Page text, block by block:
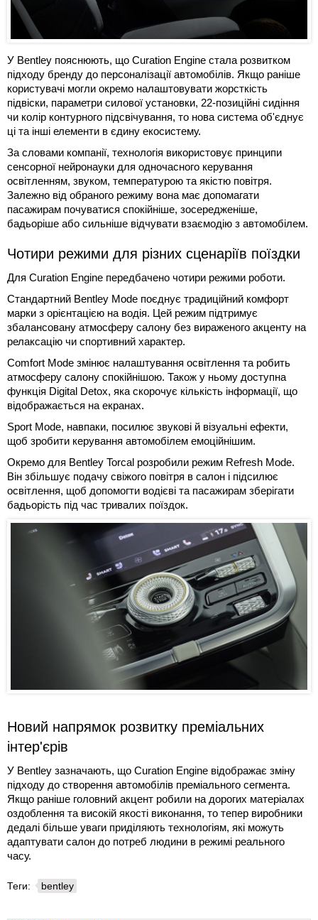
У Bentley пояснюють, що Curation Engine стала розвитком
підходу бренду до персоналізації автомобілів. Якщо раніше
користувачі могли окремо налаштовувати жорсткість
підвіски, параметри силової установки, 22-позиційні сидіння
чи колір контурного підсвічування, то нова система об'єднує
ці та інші елементи в єдину екосистему.
За словами компанії, технологія використовує принципи
сенсорної нейронауки для одночасного керування
освітленням, звуком, температурою та якістю повітря.
Залежно від обраного режиму вона має допомагати
пасажирам почуватися спокійніше, зосередженіше,
бадьоріше або сильніше відчувати взаємодію з автомобілем.
Чотири режими для різних сценаріїв поїздки
Для Curation Engine передбачено чотири режими роботи.
Стандартний Bentley Mode поєднує традиційний комфорт
марки з орієнтацією на водія. Цей режим підтримує
збалансовану атмосферу салону без вираженого акценту на
релаксацію чи спортивний характер.
Comfort Mode змінює налаштування освітлення та робить
атмосферу салону спокійнішою. Також у ньому доступна
функція Digital Detox, яка скорочує кількість інформації, що
відображається на екранах.
Sport Mode, навпаки, посилює звукові й візуальні ефекти,
щоб зробити керування автомобілем емоційнішим.
Окремо для Bentley Torcal розробили режим Refresh Mode.
Він збільшує подачу свіжого повітря в салон і підсилює
освітлення, щоб допомогти водієві та пасажирам зберігати
бадьорість під час тривалих поїздок.
Новий напрямок розвитку преміальних
інтер'єрів
У Bentley зазначають, що Curation Engine відображає зміну
підходу до створення автомобілів преміального сегмента.
Якщо раніше головний акцент робили на дорогих матеріалах
оздоблення та високій якості виконання, то тепер виробники
дедалі більше уваги приділяють технологіям, які можуть
адаптувати салон до потреб людини в режимі реального
часу.
Теги: bentley